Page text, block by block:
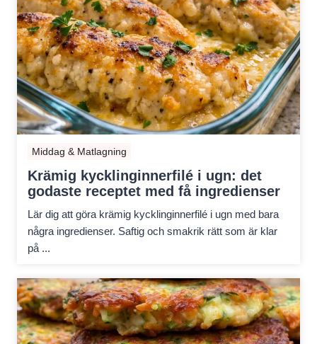
Middag & Matlagning
Krämig kycklinginnerfilé i ugn: det
godaste receptet med få ingredienser
Lär dig att göra krämig kycklinginnerfilé i ugn med bara
några ingredienser. Saftig och smakrik rätt som är klar
på ...